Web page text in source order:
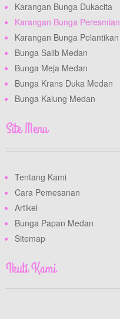
Karangan Bunga Dukacita
Karangan Bunga Peresmian
Karangan Bunga Pelantikan
Bunga Salib Medan
Bunga Meja Medan
Bunga Krans Duka Medan
Bunga Kalung Medan
Site Menu
Tentang Kami
Cara Pemesanan
Artikel
Bunga Papan Medan
Sitemap
Ikuti Kami